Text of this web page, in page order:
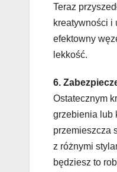
Teraz
kreatywności i
efektowny
lekkość.
6.
Ostatecznym
grzebienia lub
przemieszcza
z różnymi
będziesz to